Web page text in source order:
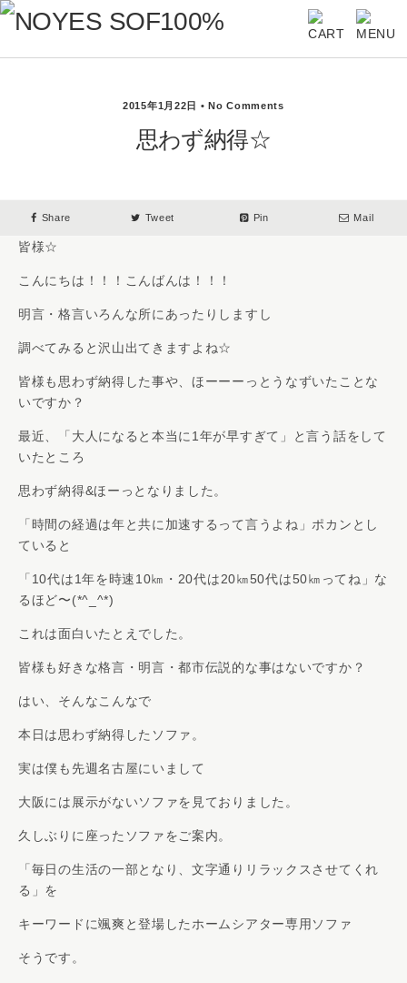
2015年1月22日 • No Comments
思わず納得☆
Share Tweet Pin Mail
皆様☆
こんにちは！！！こんばんは！！！
明言・格言いろんな所にあったりしますし
調べてみると沢山出てきますよね☆
皆様も思わず納得した事や、ほーーーっとうなずいたことな
いですか？
最近、「大人になると本当に1年が早すぎて」と言う話をして
いたところ
思わず納得&ほーっとなりました。
「時間の経過は年と共に加速するって言うよね」ポカンとし
ていると
「10代は1年を時速10㎞・20代は20㎞50代は50㎞ってね」な
るほど〜(*^_^*)
これは面白いたとえでした。
皆様も好きな格言・明言・都市伝説的な事はないですか？
はい、そんなこんなで
本日は思わず納得したソファ。
実は僕も先週名古屋にいまして
大阪には展示がないソファを見ておりました。
久しぶりに座ったソファをご案内。
「毎日の生活の一部となり、文字通りリラックスさせてくれ
る」を
キーワードに颯爽と登場したホームシアター専用ソファ
そうです。